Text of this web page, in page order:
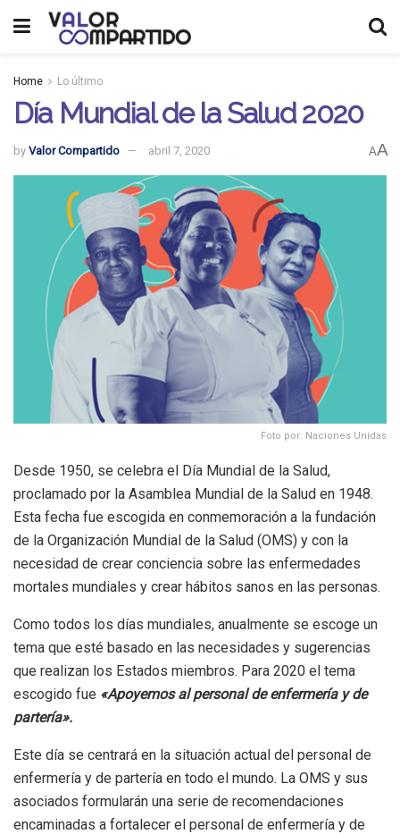
Home Lo último
Día Mundial de la Salud 2020
by Valor Compartido abril 7, 2020 AA
Foto por: Naciones Unidas
Desde 1950, se celebra el Día Mundial de la Salud,
proclamado por la Asamblea Mundial de la Salud en 1948.
Esta fecha fue escogida en conmemoración a la fundación
de la Organización Mundial de la Salud (OMS) y con la
necesidad de crear conciencia sobre las enfermedades
mortales mundiales y crear hábitos sanos en las personas.
Como todos los días mundiales, anualmente se escoge un
tema que esté basado en las necesidades y sugerencias
que realizan los Estados miembros. Para 2020 el tema
escogido fue «Apoyemos al personal de enfermería y de
partería».
Este día se centrará en la situación actual del personal de
enfermería y de partería en todo el mundo. La OMS y sus
asociados formularán una serie de recomendaciones
encaminadas a fortalecer el personal de enfermería y de